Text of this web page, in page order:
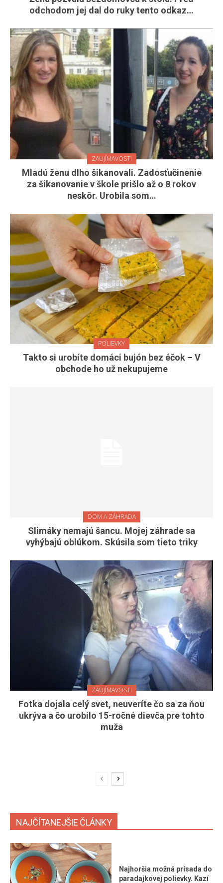
odchodom jej dal do ruky tento odkaz…
ZAUJÍMAVOSTI
Mladú ženu dlho šikanovali. Zadosťučinenie
za šikanovanie v škole prišlo až o 8 rokov
neskôr. Urobila som…
POLIEVKY
Takto si urobíte domáci bujón bez éčok – V
obchode ho už nekupujeme
DOM A ZÁHRADA
Slimáky nemajú šancu. Mojej záhrade sa
vyhýbajú oblúkom. Skúsila som tieto triky
ZAUJÍMAVOSTI
Fotka dojala celý svet, neuveríte čo sa za ňou
ukrýva a čo urobilo 15-ročné dievča pre tohto
muža
NAJČÍTANEJŠIE ČLÁNKY
Najhoršia možná prísada do
paradajkovej polievky. Kazí